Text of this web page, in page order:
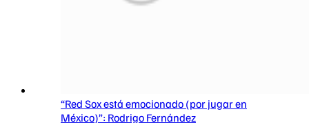
“Red Sox está emocionado (por jugar en
México)”: Rodrigo Fernández